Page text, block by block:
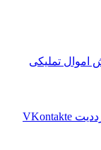
تملیکی
‫VKontakte